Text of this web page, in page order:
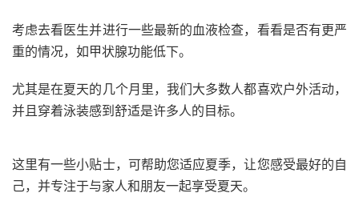
考虑去看医生并进行一些最新的血液检查，看看是否有更严
重的情况，如甲状腺功能低下。
尤其是在夏天的几个月里，我们大多数人都喜欢户外活动，
并且穿着泳装感到舒适是许多人的目标。
这里有一些小贴士，可帮助您适应夏季，让您感受最好的自
己，并专注于与家人和朋友一起享受夏天。